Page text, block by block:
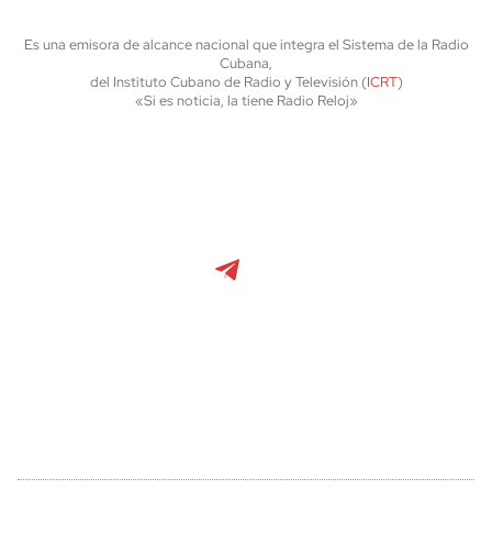
Es una emisora de alcance nacional que integra el Sistema de la Radio
Cubana,
del Instituto Cubano de Radio y Televisión (ICRT)
«Si es noticia, la tiene Radio Reloj»